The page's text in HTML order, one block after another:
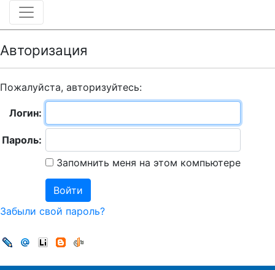
Авторизация
Пожалуйста, авторизуйтесь:
Логин:
Пароль:
Запомнить меня на этом компьютере
Забыли свой пароль?